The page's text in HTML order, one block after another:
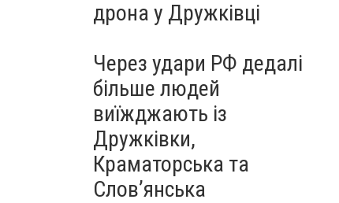
дрона у Дружківці
Через удари РФ дедалі
більше людей
виїжджають із
Дружківки,
Краматорська та
Слов’янська